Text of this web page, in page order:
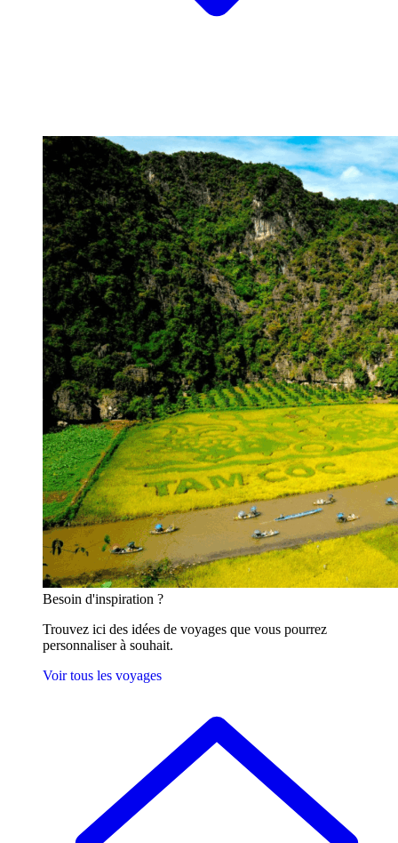
Besoin d'inspiration ?
Trouvez ici des idées de voyages que vous pourrez
personnaliser à souhait.
Voir tous les voyages